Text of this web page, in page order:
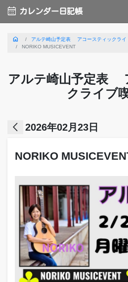
calendar_month カレンダー日記帳
home アルテ崎山予定表 アコースティックライ
NORIKO MUSICEVENT
アルテ崎山予定表
クライブ
arrow_back_ios 2026年02月23日
NORIKO